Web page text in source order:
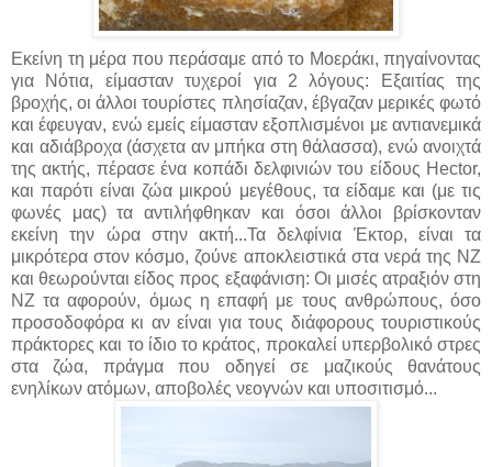
Εκείνη τη μέρα που περάσαμε από το Μοεράκι, πηγαίνοντας
για Νότια, είμασταν τυχεροί για 2 λόγους: Εξαιτίας της
βροχής, οι άλλοι τουρίστες πλησίαζαν, έβγαζαν μερικές φωτό
και έφευγαν, ενώ εμείς είμασταν εξοπλισμένοι με αντιανεμικά
και αδιάβροχα (άσχετα αν μπήκα στη θάλασσα), ενώ ανοιχτά
της ακτής, πέρασε ένα κοπάδι δελφινιών του είδους Hector,
και παρότι είναι ζώα μικρού μεγέθους, τα είδαμε και (με τις
φωνές μας) τα αντιλήφθηκαν και όσοι άλλοι βρίσκονταν
εκείνη την ώρα στην ακτή...Τα δελφίνια Έκτορ, είναι τα
μικρότερα στον κόσμο, ζούνε αποκλειστικά στα νερά της ΝΖ
και θεωρούνται είδος προς εξαφάνιση: Οι μισές ατραξιόν στη
ΝΖ τα αφορούν, όμως η επαφή με τους ανθρώπους, όσο
προσοδοφόρα κι αν είναι για τους διάφορους τουριστικούς
πράκτορες και το ίδιο το κράτος, προκαλεί υπερβολικό στρες
στα ζώα, πράγμα που οδηγεί σε μαζικούς θανάτους
ενηλίκων ατόμων, αποβολές νεογνών και υποσιτισμό...